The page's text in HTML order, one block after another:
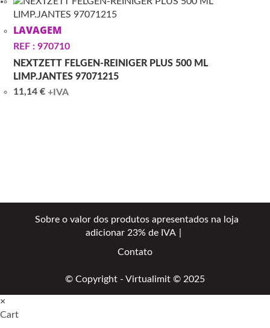
LAVAGEM
REF : 970710
NEXTZETT FELGEN-REINIGER PLUS 500 ML
LIMP.JANTES 97071215
11,14€ +IVA
Sobre o valor dos produtos apresentados na loja
adicionar 23% de IVA
Contato
© Copyright - Virtualimit © 2025
×
Cart